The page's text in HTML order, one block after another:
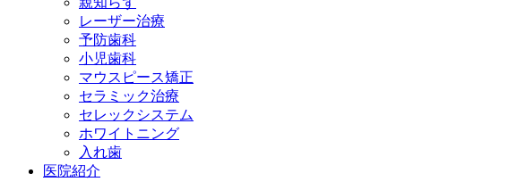
レーザー治療
予防歯科
小児歯科
マウスピース矯正
セラミック治療
セレックシステム
ホワイトニング
入れ歯
医院紹介